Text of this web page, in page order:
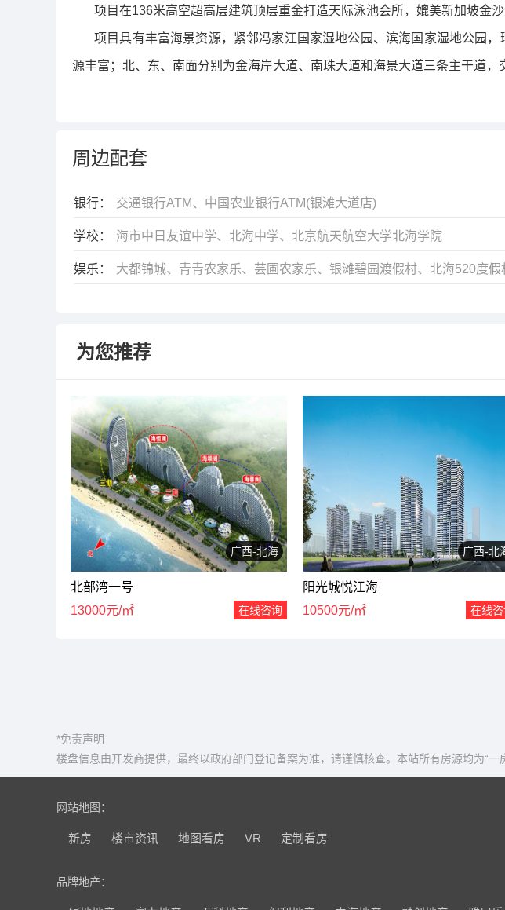
项目在136米高空超高层建筑顶层重金打造天际泳池会所，媲美新加坡金
项目具有丰富海景资源，紧邻冯家江国家湿地公园、滨海国家湿地公园
源丰富；北、东、南面分别为金海岸大道、南珠大道和海景大道三条主干道，
周边配套
银行： 交通银行ATM、中国农业银行ATM(银滩大道店)
学校： 海市中日友谊中学、北海中学、北京航天航空大学北海学院
娱乐： 大都锦城、青青农家乐、芸圃农家乐、银滩碧园渡假村、北海520度
为您推荐
广西-北海
北部湾一号
13000元/㎡
在线咨询
广西-北
阳光城悦江海
10500元/㎡
在线
*免责声明
楼盘信息由开发商提供，最终以政府部门登记备案为准，请谨慎核查。本站所有房源均为“一
网站地图：
新房 楼市资讯 地图看房 VR 定制看房
品牌地产：